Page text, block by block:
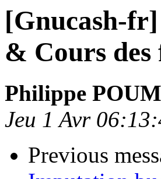
[Gnucash-
& Cours des
Philippe
Jeu 1 Avr
Previous